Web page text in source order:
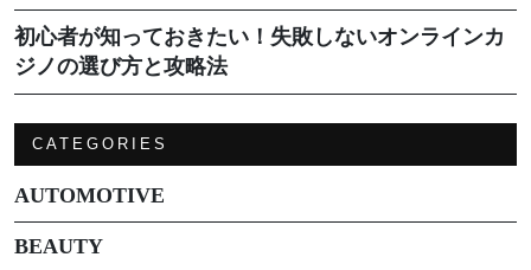
初心者が知っておきたい！失敗しないオンラインカ
ジノの選び方と攻略法
CATEGORIES
AUTOMOTIVE
BEAUTY